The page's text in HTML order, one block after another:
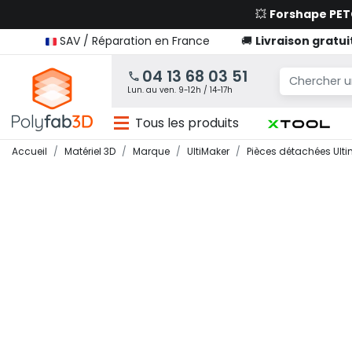
💥 Forshape
SAV / Réparation en France
🚚 Livraison
04 13 68 03 51
Lun. au ven. 9-12h / 14-17h
Tous les produits
Accueil Matériel 3D Marque UltiMaker Pièces détachées